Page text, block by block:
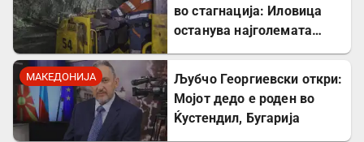
во стагнација: Иловица
останува најголемата
МАКЕДОНИЈА
Љубчо Георгиевски откри:
Мојот дедо е роден во
Ќустендил, Бугарија